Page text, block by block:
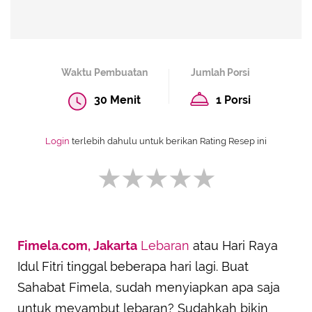
Waktu Pembuatan
30 Menit
Jumlah Porsi
1 Porsi
Login terlebih dahulu untuk berikan Rating Resep ini
SUBMIT REVIEW
Fimela.com, Jakarta Lebaran atau Hari Raya
Idul Fitri tinggal beberapa hari lagi. Buat
Sahabat Fimela, sudah menyiapkan apa saja
untuk meyambut lebaran? Sudahkah bikin